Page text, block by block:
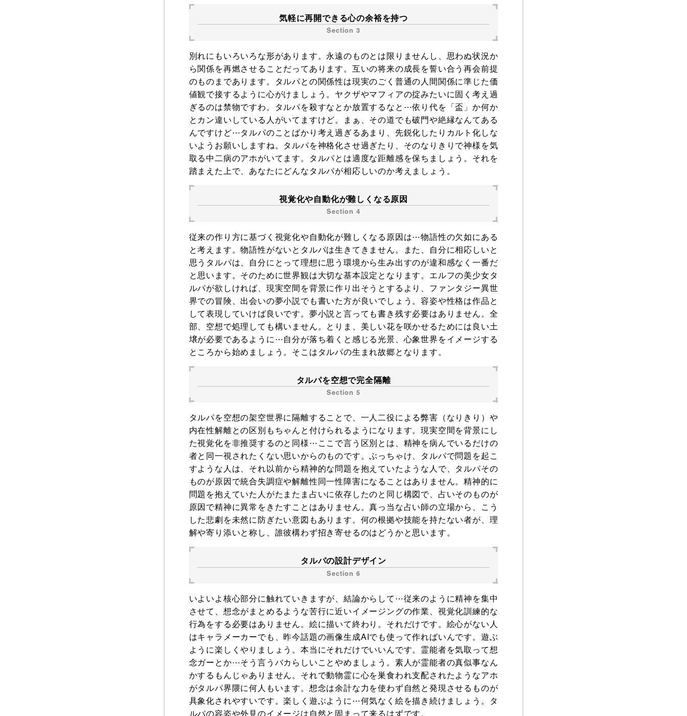
気軽に再開できる心の余裕を持つ
別れにもいろいろな形があります。永遠のものとは限りませんし、思わぬ状況か
ら関係を再燃させることだってあります。互いの将来の成長を誓い合う再会前提
のものまであります。タルパとの関係性は現実のごく普通の人間関係に準じた価
値観で接するように心がけましょう。ヤクザやマフィアの掟みたいに固く考え過
ぎるのは禁物ですわ。タルパを殺すなとか放置するなと⋯依り代を「盃」か何か
とカン違いしている人がいてますけど。まぁ、その道でも破門や絶縁なんてある
んですけど⋯タルパのことばかり考え過ぎるあまり、先鋭化したりカルト化しな
いようお願いしますね。タルパを神格化させ過ぎたり、そのなりきりで神様を気
取る中二病のアホがいてます。タルパとは適度な距離感を保ちましょう。それを
踏まえた上で、あなたにどんなタルパが相応しいのか考えましょう。
視覚化や自動化が難しくなる原因
従来の作り方に基づく視覚化や自動化が難しくなる原因は⋯物語性の欠如にある
と考えます。物語性がないとタルパは生きてきません。また、自分に相応しいと
思うタルパは、自分にとって理想に思う環境から生み出すのが違和感なく一番だ
と思います。そのために世界観は大切な基本設定となります。エルフの美少女タ
ルパが欲しければ、現実空間を背景に作り出そうとするより、ファンタジー異世
界での冒険、出会いの夢小説でも書いた方が良いでしょう。容姿や性格は作品と
して表現していけば良いです。夢小説と言っても書き残す必要はありません。全
部、空想で処理しても構いません。とりま、美しい花を咲かせるためには良い土
壌が必要であるように⋯自分が落ち着くと感じる光景、心象世界をイメージする
ところから始めましょう。そこはタルパの生まれ故郷となります。
タルパを空想で完全隔離
タルパを空想の架空世界に隔離することで、一人二役による弊害（なりきり）や
内在性解離との区別もちゃんと付けられるようになります。現実空間を背景にし
た視覚化を非推奨するのと同様⋯ここで言う区別とは、精神を病んでいるだけの
者と同一視されたくない思いからのものです。ぶっちゃけ、タルパで問題を起こ
すような人は、それ以前から精神的な問題を抱えていたような人で、タルパその
ものが原因で統合失調症や解離性同一性障害になることはありません。精神的に
問題を抱えていた人がたまたま占いに依存したのと同じ構図で、占いそのものが
原因で精神に異常をきたすことはありません。真っ当な占い師の立場から、こう
した悲劇を未然に防ぎたい意図もあります。何の根拠や技能を持たない者が、理
解や寄り添いと称し、誰彼構わず招き寄せるのはどうかと思います。
タルパの設計デザイン
いよいよ核心部分に触れていきますが、結論からして⋯従来のように精神を集中
させて、想念がまとめるような苦行に近いイメージングの作業、視覚化訓練的な
行為をする必要はありません。絵に描いて終わり。それだけです。絵心がない人
はキャラメーカーでも、昨今話題の画像生成AIでも使って作ればいんです。遊ぶ
ように楽しくやりましょう。本当にそれだけでいいんです。霊能者を気取って想
念ガーとか⋯そう言うバカらしいことやめましょう。素人が霊能者の真似事なん
かするもんじゃありません。それで動物霊に心を巣食われ支配されたようなアホ
がタルパ界隈に何人もいます。想念は余計な力を使わず自然と発現させるものが
具象化されやすいです。楽しく遊ぶように⋯何気なく絵を描き続けましょう。タ
ルパの容姿や外見のイメージは自然と固まって来るはずです。